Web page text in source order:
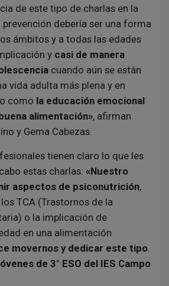
de este tipo de charlas en la
prevención debería ser una forma
ámbitos y a todas las edades
y casi de manera
cuando aún se están
vida adulta más plena y en
como la educación emocional
alimentación», afirman
y Gema Cabezas.
tienen claro lo que les
estas charlas: «Nuestro
aspectos de psiconutrición,
TCA (Trastornos de la
o la implicación de
en una alimentación
movernos y dedicar este tipo
de 3° ESO del IES Campo